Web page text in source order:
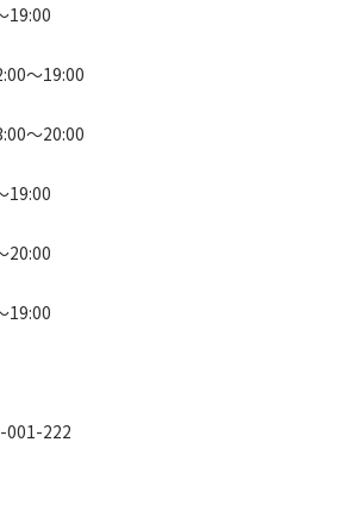
19:00
～19:00
～20:00
19:00
20:00
19:00
001-222